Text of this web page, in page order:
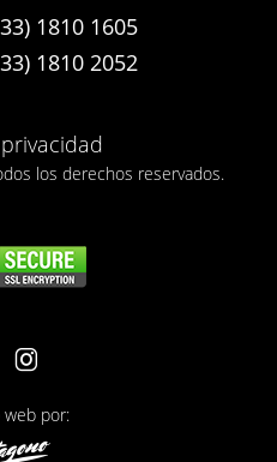
1810 1605
1810 2052
los derechos reservados.
web por: